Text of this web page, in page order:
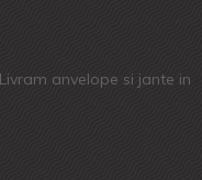
anvelope si jante in